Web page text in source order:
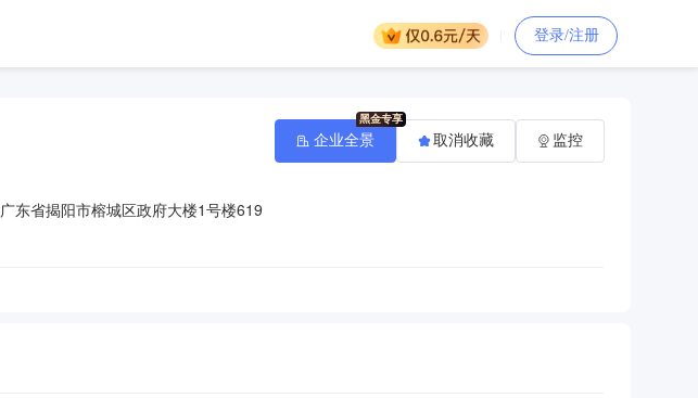
登录/注册
广东省揭阳市榕城区政府大楼1号楼619
企业全景 取消收藏 监控